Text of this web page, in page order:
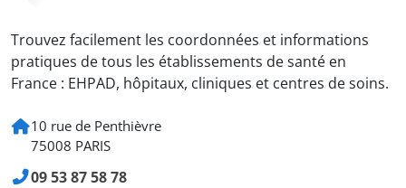
Trouvez facilement les coordonnées et informations
pratiques de tous les établissements de santé en
France : EHPAD, hôpitaux, cliniques et centres de soins.
10 rue de Penthièvre
75008 PARIS
09 53 87 58 78